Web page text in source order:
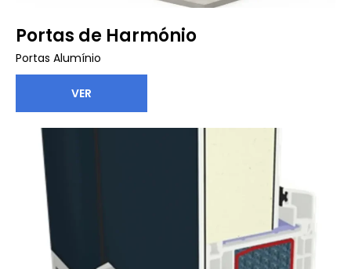
Portas de Harmónio
Portas Alumínio
VER